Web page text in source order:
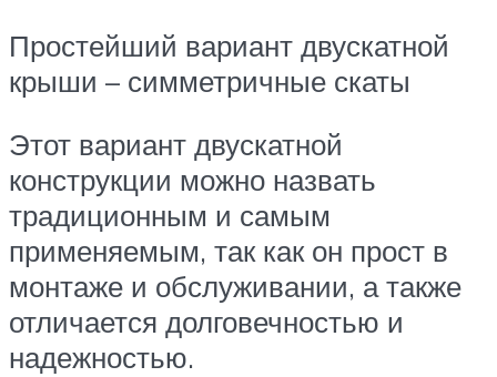
Простейший вариант двускатной
крыши – симметричные скаты
Этот вариант двускатной
конструкции можно назвать
традиционным и самым
применяемым, так как он прост в
монтаже и обслуживании, а также
отличается долговечностью и
надежностью.